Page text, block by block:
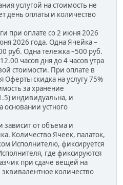
услугой на стоимость не
день оплаты и количество
при оплате со 2 июня 2026
2026 года. Одна Ячейка –
руб. Одна тележка –500 руб.
часов дня до 4 часов утра
стоимости. При оплате в
Оферты скидка на услугу 75%
за хранение
индивидуальна, и
основании устного
зависит от объема и
Количество Ячеек, палаток,
Исполнителю, фиксируется
где фиксируются
при сдаче вещей на
количество